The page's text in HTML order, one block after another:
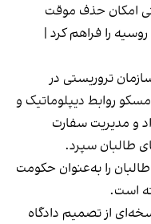
امکان حذف موقت
را فراهم کرد |
یک سازمان تروریستی در
روابط دیپلوماتیک و
و مدیریت سفارت
طالبان سپرد.
را به‌عنوان حکومت
است.
از تصمیم دادگاه